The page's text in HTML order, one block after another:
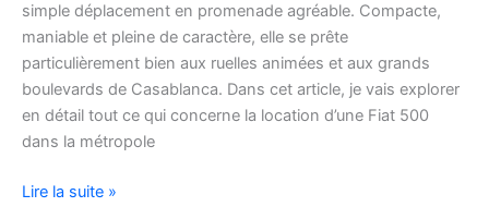
simple déplacement en promenade agréable. Compacte,
maniable et pleine de caractère, elle se prête
particulièrement bien aux ruelles animées et aux grands
boulevards de Casablanca. Dans cet article, je vais explorer
en détail tout ce qui concerne la location d’une Fiat 500
dans la métropole
Voyager
Lire la suite »